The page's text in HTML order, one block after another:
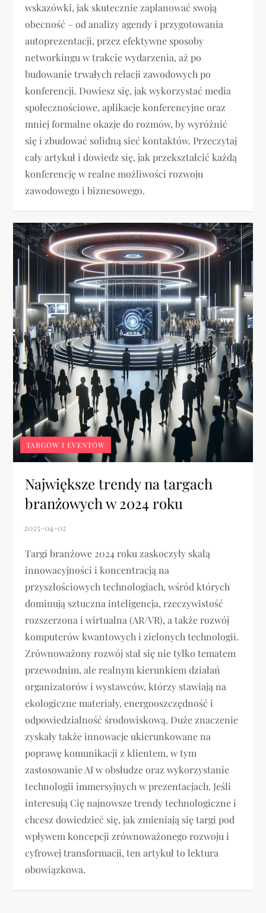
wskazówki, jak skutecznie zaplanować swoją
obecność – od analizy agendy i przygotowania
autoprezentacji, przez efektywne sposoby
networkingu w trakcie wydarzenia, aż po
budowanie trwałych relacji zawodowych po
konferencji. Dowiesz się, jak wykorzystać media
społecznościowe, aplikacje konferencyjne oraz
mniej formalne okazje do rozmów, by wyróżnić
się i zbudować solidną sieć kontaktów. Przeczytaj
cały artykuł i dowiedz się, jak przekształcić każdą
konferencję w realne możliwości rozwoju
zawodowego i biznesowego.
TARGÓW I EVENTÓW
Największe trendy na targach
branżowych w 2024 roku
Targi branżowe 2024 roku zaskoczyły skalą
innowacyjności i koncentracją na
przyszłościowych technologiach, wśród których
dominują sztuczna inteligencja, rzeczywistość
rozszerzona i wirtualna (AR/VR), a także rozwój
komputerów kwantowych i zielonych technologii.
Zrównoważony rozwój stał się nie tylko tematem
przewodnim, ale realnym kierunkiem działań
organizatorów i wystawców, którzy stawiają na
ekologiczne materiały, energooszczędność i
odpowiedzialność środowiskową. Duże znaczenie
zyskały także innowacje ukierunkowane na
poprawę komunikacji z klientem, w tym
zastosowanie AI w obsłudze oraz wykorzystanie
technologii immersyjnych w prezentacjach. Jeśli
interesują Cię najnowsze trendy technologiczne i
chcesz dowiedzieć się, jak zmieniają się targi pod
wpływem koncepcji zrównoważonego rozwoju i
cyfrowej transformacji, ten artykuł to lektura
obowiązkowa.